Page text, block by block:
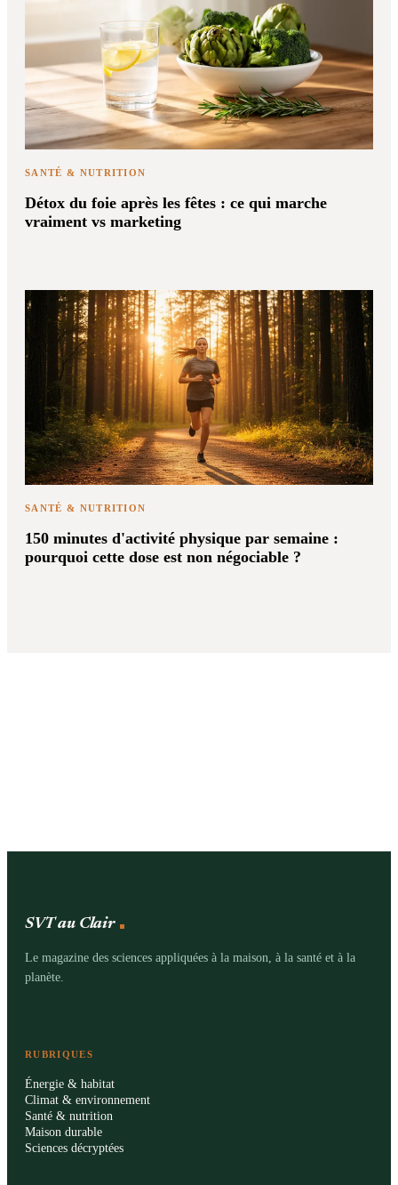
SANTÉ & NUTRITION
Détox du foie après les fêtes : ce qui marche
vraiment vs marketing
SANTÉ & NUTRITION
150 minutes d'activité physique par semaine :
pourquoi cette dose est non négociable ?
SVT au Clair
Le magazine des sciences appliquées à la maison, à la santé et à la
planète.
RUBRIQUES
Énergie & habitat
Climat & environnement
Santé & nutrition
Maison durable
Sciences décryptées